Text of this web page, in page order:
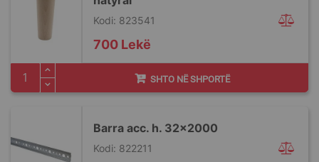
Kodi: 823541
700 Lekë
SHTO NË SHPORTË
Barra acc. h. 32x2000
Kodi: 822211